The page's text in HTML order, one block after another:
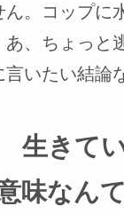
。コップに
、ちょっと
言いたい結論
生きて
味なん